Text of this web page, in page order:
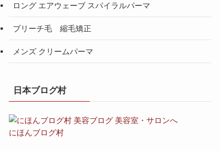
ロング エアウェーブ スパイラルパーマ
ブリーチ毛 縮毛矯正
メンズ クリームパーマ
日本ブログ村
にほんブログ村